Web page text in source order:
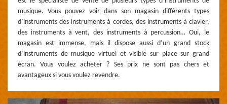
musique. Vous pouvez voir dans son magasin différents types
d’instruments des instruments à cordes, des instruments à clavier,
des instruments à vent, des instruments à percussion… Oui, le
magasin est immense, mais il dispose aussi d’un grand stock
d’instruments de musique virtuel et visible sur place sur grand
écran. Vous voulez acheter ? Ses prix ne sont pas chers et
avantageux si vous voulez revendre.